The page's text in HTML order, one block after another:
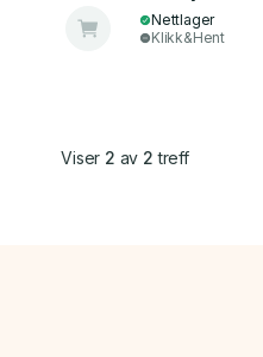
Nettlager
Klikk&Hent
Viser 2 av 2 treff